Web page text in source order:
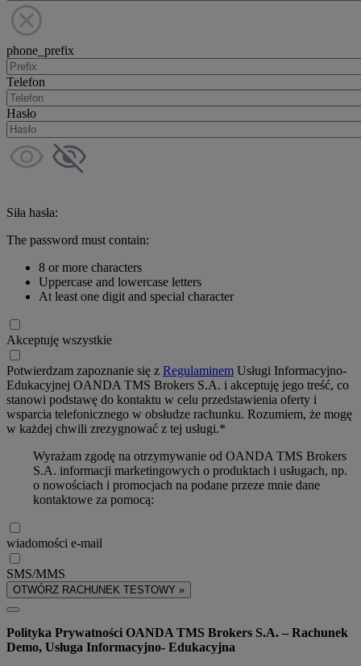
phone_prefix
Telefon
Hasło
Siła hasła:
The password must contain:
8 or more characters
Uppercase and lowercase letters
At least one digit and special character
Akceptuję wszystkie
Potwierdzam zapoznanie się z Regulaminem Usługi Informacyjno-
Edukacyjnej OANDA TMS Brokers S.A. i akceptuję jego treść, co
stanowi podstawę do kontaktu w celu przedstawienia oferty i
wsparcia telefonicznego w obsłudze rachunku. Rozumiem, że mogę
w każdej chwili zrezygnować z tej usługi.*
Wyrażam zgodę na otrzymywanie od OANDA TMS Brokers
S.A. informacji marketingowych o produktach i usługach, np.
o nowościach i promocjach na podane przeze mnie dane
kontaktowe za pomocą:
wiadomości e-mail
SMS/MMS
OTWÓRZ RACHUNEK TESTOWY »
Polityka Prywatności OANDA TMS Brokers S.A. – Rachunek
Demo, Usługa Informacyjno- Edukacyjna